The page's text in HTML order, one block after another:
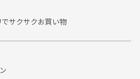
サクサクお買い物